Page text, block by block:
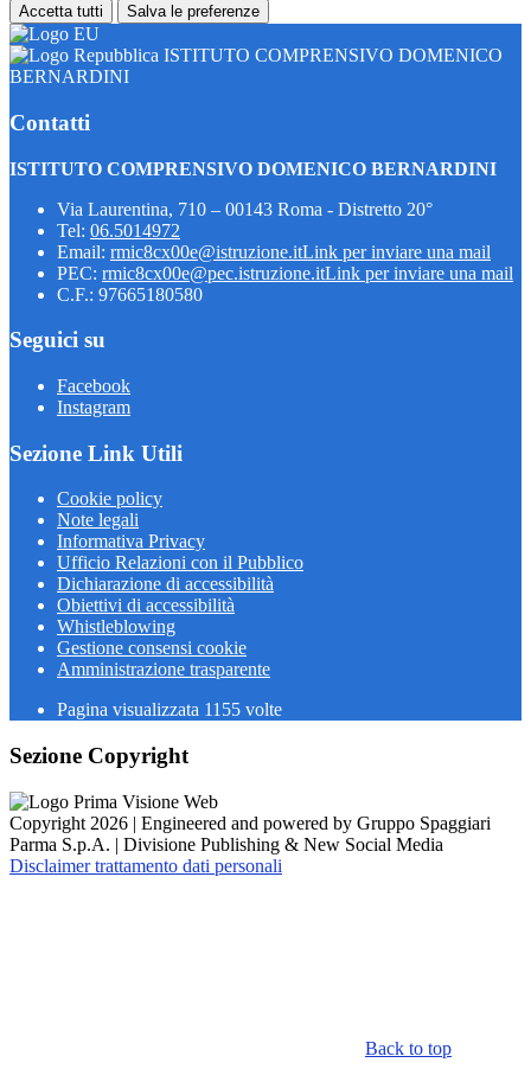
Accetta tutti Salva le preferenze
ISTITUTO COMPRENSIVO DOMENICO
BERNARDINI
Contatti
ISTITUTO COMPRENSIVO DOMENICO BERNARDINI
Via Laurentina, 710 – 00143 Roma - Distretto 20°
Tel: 06.5014972
Email: rmic8cx00e@istruzione.itLink per inviare una mail
PEC: rmic8cx00e@pec.istruzione.itLink per inviare una mail
C.F.: 97665180580
Seguici su
Facebook
Instagram
Sezione Link Utili
Cookie policy
Note legali
Informativa Privacy
Ufficio Relazioni con il Pubblico
Dichiarazione di accessibilità
Obiettivi di accessibilità
Whistleblowing
Gestione consensi cookie
Amministrazione trasparente
Pagina visualizzata 1155 volte
Sezione Copyright
Copyright 2026 | Engineered and powered by Gruppo Spaggiari
Parma S.p.A. | Divisione Publishing & New Social Media
Disclaimer trattamento dati personali
Back to top